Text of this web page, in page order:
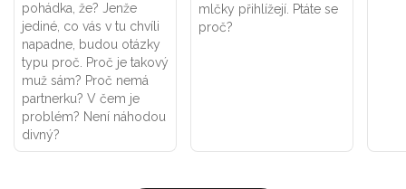
pohádka, že? Jenže
jediné, co vás v tu chvíli
napadne, budou otázky
typu proč. Proč je takový
muž sám? Proč nemá
partnerku? V čem je
problém? Není náhodou
divný?
mlčky přihlížejí. Ptáte se
proč?